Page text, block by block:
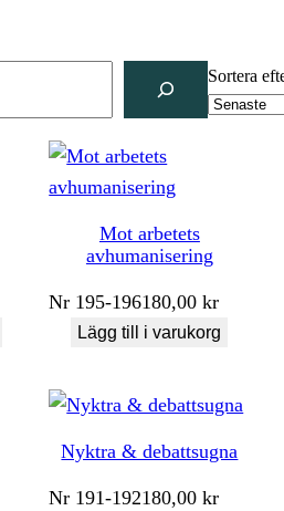
Sortera
Mot arbetets
avhumanisering
Nr 195-196180,00kr
Lägg till i varukorg
Nyktra & debattsugna
Nr 191-192180,00kr